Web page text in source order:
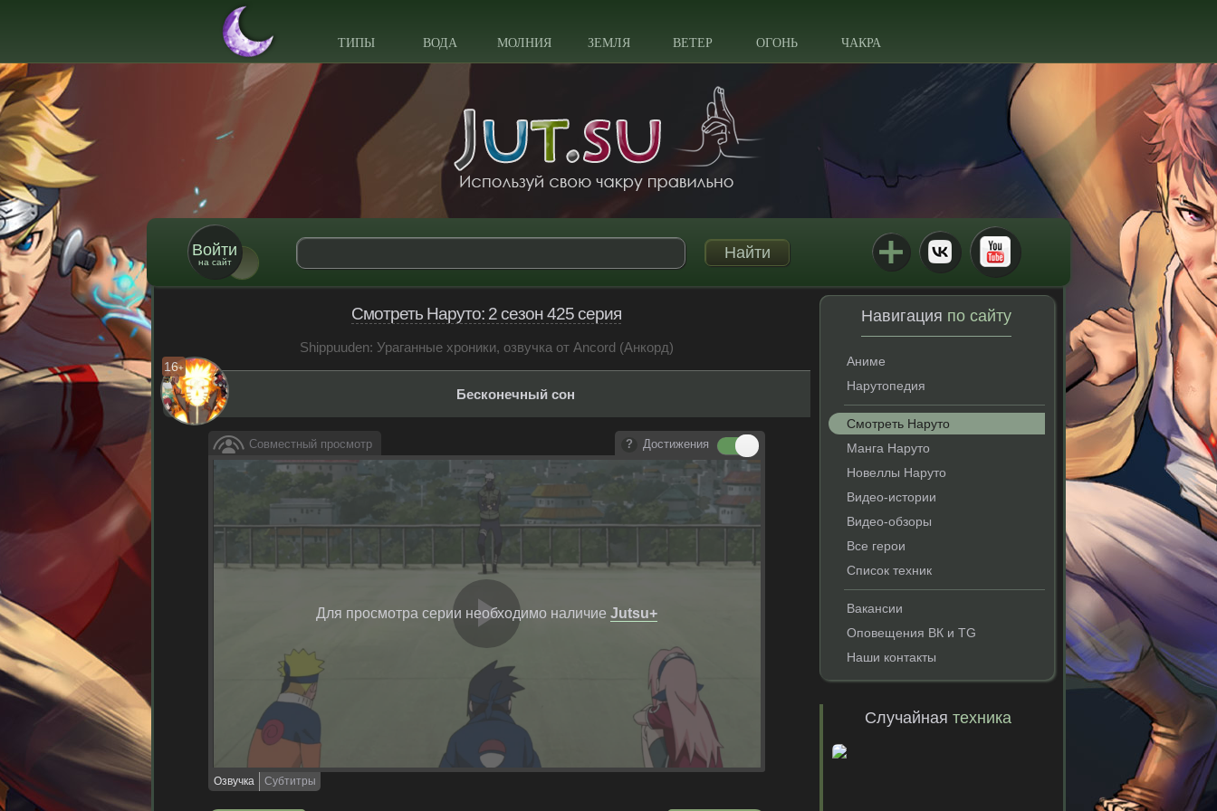
ТИПЫ ВОДА МОЛНИЯ ЗЕМЛЯ ВЕТЕР ОГОНЬ ЧАКРА
Войти
на сайт
Смотреть Наруто: 2 сезон 425 серия
Shippuuden: Ураганные хроники, озвучка от Ancord (Анкорд)
16+
Бесконечный сон
Совместный просмотр Достижения
Для просмотра серии необходимо наличие Jutsu+
Воспроизвести
видео
Озвучка Субтитры
Навигация по сайту
Аниме
Нарутопедия
Смотреть Наруто
Манга Наруто
Новеллы Наруто
Видео-истории
Видео-обзоры
Все герои
Список техник
Вакансии
Оповещения ВК и TG
Наши контакты
Случайнаятехника